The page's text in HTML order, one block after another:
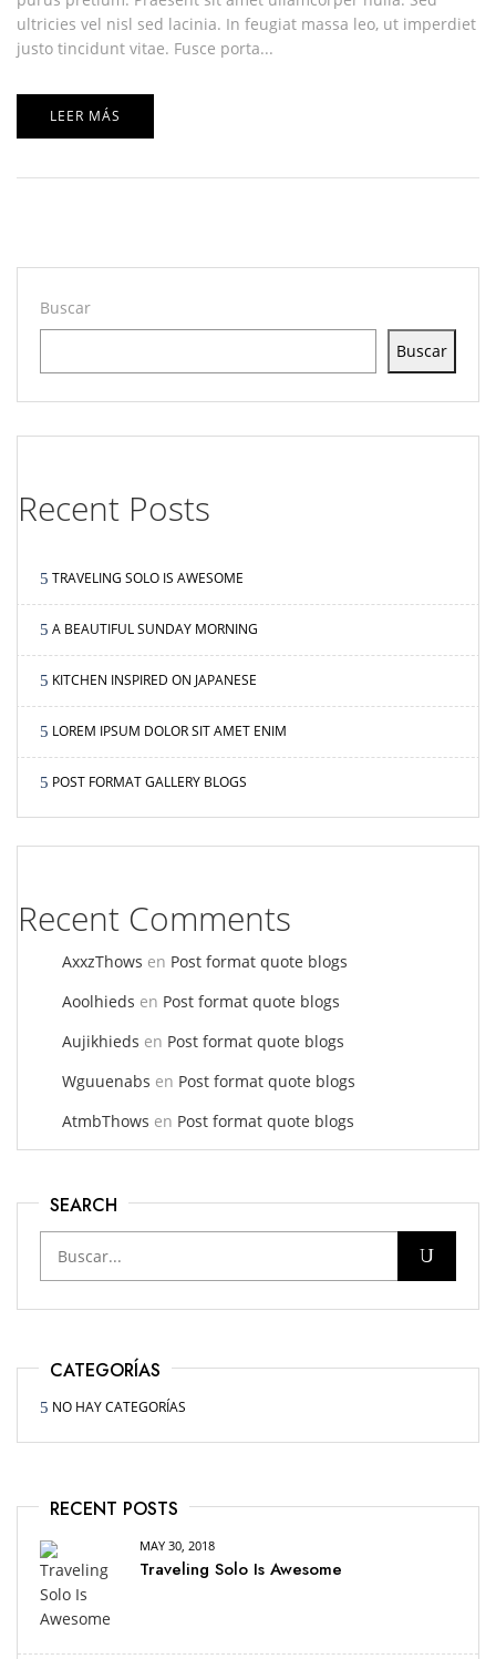
Buscar
Buscar
Recent Posts
TRAVELING SOLO IS AWESOME
A BEAUTIFUL SUNDAY MORNING
KITCHEN INSPIRED ON JAPANESE
LOREM IPSUM DOLOR SIT AMET ENIM
POST FORMAT GALLERY BLOGS
Recent Comments
AxxzThows en Post format quote blogs
Aoolhieds en Post format quote blogs
Aujikhieds en Post format quote blogs
Wguuenabs en Post format quote blogs
AtmbThows en Post format quote blogs
SEARCH
CATEGORÍAS
NO HAY CATEGORÍAS
RECENT POSTS
MAY 30, 2018
Traveling Solo Is Awesome
ultricies vel nisl sed lacinia. In feugiat massa leo, ut imperdiet
justo tincidunt vitae. Fusce porta...
LEER MÁS